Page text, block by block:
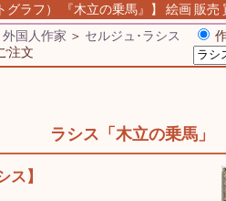
グラフ） 『木立の乗馬』】 絵画 販
外国人作家 ＞ セルジュ･ラシス
注文
ラシス「木立の乗馬」
ス】